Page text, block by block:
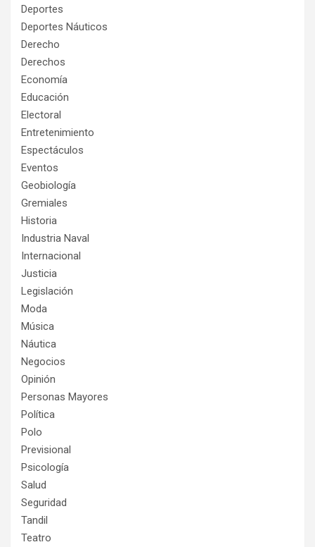
Deportes
Deportes Náuticos
Derecho
Derechos
Economía
Educación
Electoral
Entretenimiento
Espectáculos
Eventos
Geobiología
Gremiales
Historia
Industria Naval
Internacional
Justicia
Legislación
Moda
Música
Náutica
Negocios
Opinión
Personas Mayores
Política
Polo
Previsional
Psicología
Salud
Seguridad
Tandil
Teatro